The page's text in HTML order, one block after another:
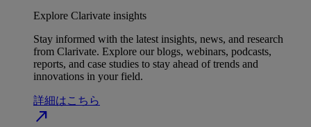
Explore Clarivate insights
Stay informed with the latest insights, news, and research
from Clarivate. Explore our blogs, webinars, podcasts,
reports, and case studies to stay ahead of trends and
innovations in your field.
詳細はこちら
north_east